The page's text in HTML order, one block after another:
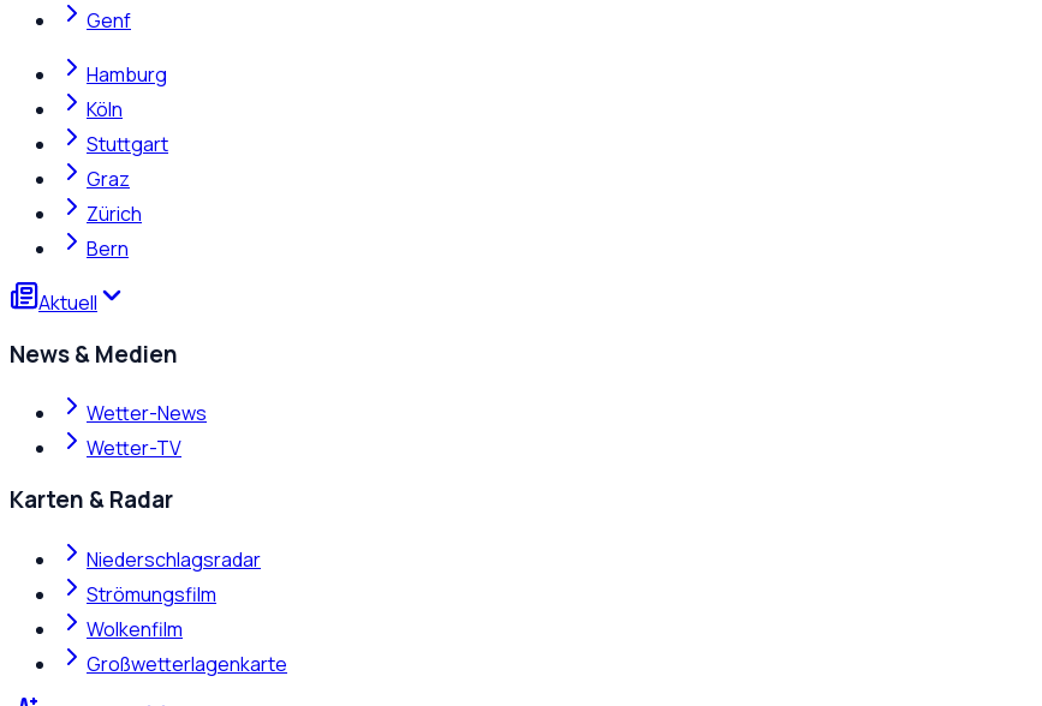
Genf
Hamburg
Köln
Stuttgart
Graz
Zürich
Bern
Aktuell
News & Medien
Wetter-News
Wetter-TV
Karten & Radar
Niederschlagsradar
Strömungsfilm
Wolkenfilm
Großwetterlagenkarte